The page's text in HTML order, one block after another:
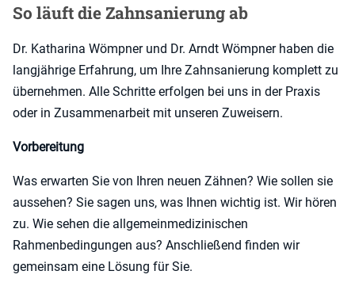
So läuft die Zahnsanierung ab
Dr. Katharina Wömpner und Dr. Arndt Wömpner haben die
langjährige Erfahrung, um Ihre Zahnsanierung komplett zu
übernehmen. Alle Schritte erfolgen bei uns in der Praxis
oder in Zusammenarbeit mit unseren Zuweisern.
Vorbereitung
Was erwarten Sie von Ihren neuen Zähnen? Wie sollen sie
aussehen? Sie sagen uns, was Ihnen wichtig ist. Wir hören
zu. Wie sehen die allgemeinmedizinischen
Rahmenbedingungen aus? Anschließend finden wir
gemeinsam eine Lösung für Sie.